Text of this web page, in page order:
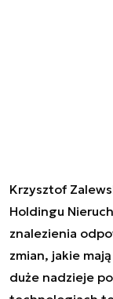
Krzysztof
Holdingu
znalezienia
zmian, jakie
duże nadzieje